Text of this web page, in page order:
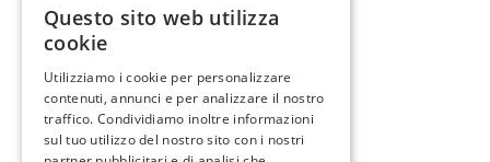
ITALIAN
Questo sito web utilizza
cookie
Utilizziamo i cookie per personalizzare
contenuti, annunci e per analizzare il nostro
traffico. Condividiamo inoltre informazioni
sul tuo utilizzo del nostro sito con i nostri